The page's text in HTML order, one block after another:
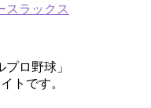
ラックス
ロ野球」
トです。